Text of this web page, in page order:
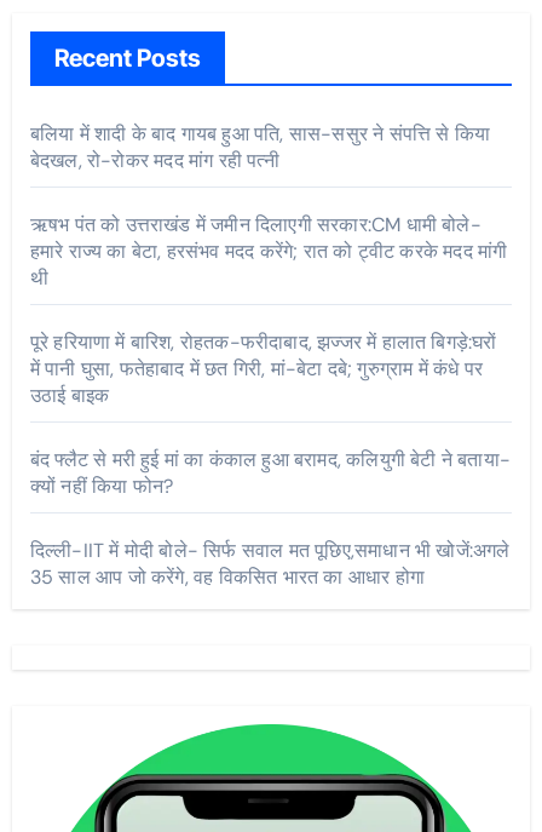
Recent Posts
बलिया में शादी के बाद गायब हुआ पति, सास-ससुर ने संपत्ति से किया
बेदखल, रो-रोकर मदद मांग रही पत्नी
ऋषभ पंत को उत्तराखंड में जमीन दिलाएगी सरकार:CM धामी बोले-
हमारे राज्य का बेटा, हरसंभव मदद करेंगे; रात को ट्वीट करके मदद मांगी
थी
पूरे हरियाणा में बारिश, रोहतक-फरीदाबाद, झज्जर में हालात बिगड़े:घरों
में पानी घुसा, फतेहाबाद में छत गिरी, मां-बेटा दबे; गुरुग्राम में कंधे पर
उठाई बाइक
बंद फ्लैट से मरी हुई मां का कंकाल हुआ बरामद, कलियुगी बेटी ने बताया-
क्यों नहीं किया फोन?
दिल्ली-IIT में मोदी बोले- सिर्फ सवाल मत पूछिए,समाधान भी खोजें:अगले
35 साल आप जो करेंगे, वह विकसित भारत का आधार होगा